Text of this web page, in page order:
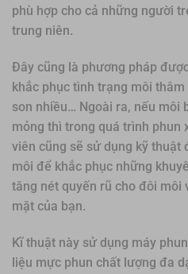
phù hợp cho cả những người
trung niên.
Đây cũng là phương pháp
khắc phục tình trạng môi
son nhiều… Ngoài ra, nếu môi
mỏng thì trong quá trình phun
viên cũng sẽ sử dụng kỹ thuật
môi để khắc phục những
tăng nét quyến rũ cho đôi môi
mặt của bạn.
Kĩ thuật này sử dụng máy
liệu mực phun chất lượng đa